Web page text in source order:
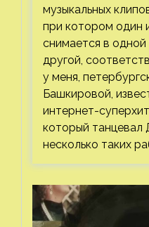
музыкальных
при котором один
снимается в
другой,
у меня,
Башкировой,
интернет-
который танцевал
несколько таких